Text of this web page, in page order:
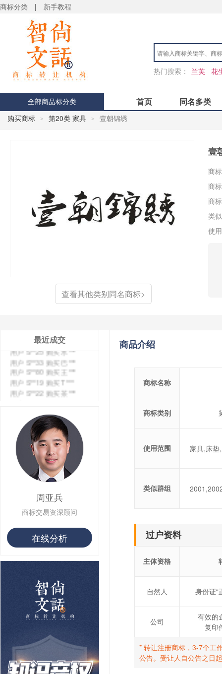
商标分类 | 新手教程
热门搜索： 兰芙 花
全部商品标分类 首页 同名多类
购买商标 > 第20类 家具 > 壹朝锦绣
查看其他类别同名商标>
壹
商
商
商
类
使
最近成交
用户 S**4 购买 天***
用户 S**6 购买 七***
用户 S**0 购买 冠***
用户 S**4 购买 朴***
用户 S**5 购买 云***
用户 S**9 购买 停***
用户 S**0 购买 V***
用户 S**1 购买 皇***
用户 S**8 购买 专***
用户 S**14 购买 宅***
用户 S**26 购买 图***
用户 S**10 购买 侯***
用户 S**25 购买 水***
用户 S**33 购买 巴***
用户 S**80 购买 王***
用户 S**19 购买 T***
用户 S**22 购买 茶***
用户 S**68 购买 俏***
周亚兵
商标交易资深顾问
在线分析
商品介绍
商标名称
商标类别
使用范围 家具,床垫
类似群组
过户资料
主体资格
自然人 身份证“
公司
有效的
复印
* 转让注册商标，3-7个工
公告。受让人自公告之日